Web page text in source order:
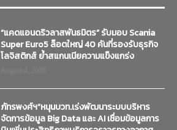
“แคดแอนดริวลาสพันธมิตร” รับมอบ Scania
Super Euro5 ล็อตใหญ่ 40 คันที่รองรับธุรกิจ
โลจิสติกส์ ย้ำสแกนเนียความแข็งแกร่ง
ภัทรพงศ์ฯ”หนุนบวท.เร่งพัฒนาระบบบริหาร
จัดการข้อมูล Big Data และ AI เชื่อมข้อมูลการ